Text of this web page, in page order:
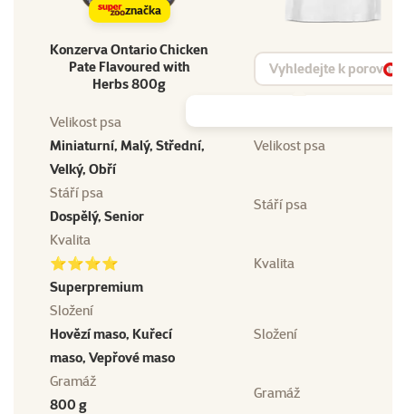
značka
Konzerva Ontario Chicken
Pate Flavoured with
Herbs 800g
Vyhledat produkt
Velikost psa
Miniaturní, Malý, Střední,
Velký, Obří
Velikost psa
Stáří psa
Dospělý, Senior
Stáří psa
Kvalita
⭐⭐⭐⭐
Superpremium
Kvalita
Složení
Hovězí maso, Kuřecí
maso, Vepřové maso
Složení
Gramáž
800 g
Gramáž